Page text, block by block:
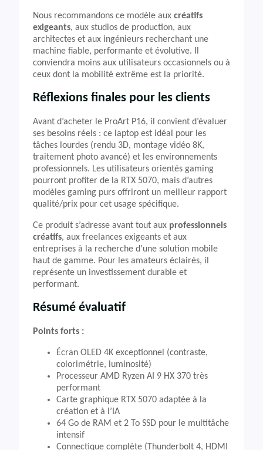
Nous recommandons ce modèle aux créatifs
exigeants, aux studios de production, aux
architectes et aux ingénieurs recherchant une
machine fiable, performante et évolutive. Il
conviendra moins aux utilisateurs occasionnels ou à
ceux dont la mobilité extrême est la priorité.
Réflexions finales pour les clients
Avant d’acheter le ProArt P16, il convient d’évaluer
ses besoins réels : ce laptop est idéal pour les
tâches lourdes (rendu 3D, montage vidéo 8K,
traitement photo avancé) et les environnements
professionnels. Les utilisateurs orientés gaming
pourront profiter de la RTX 5070, mais d’autres
modèles gaming purs offriront un meilleur rapport
qualité/prix pour cet usage spécifique.
Ce produit s’adresse avant tout aux professionnels
créatifs, aux freelances exigeants et aux
entreprises à la recherche d’une solution mobile
haut de gamme. Pour les amateurs éclairés, il
représente un investissement durable et
performant.
Résumé évaluatif
Points forts :
Écran OLED 4K exceptionnel (contraste,
colorimétrie, luminosité)
Processeur AMD Ryzen AI 9 HX 370 très
performant
Carte graphique RTX 5070 adaptée à la
création et à l’IA
64 Go de RAM et 2 To SSD pour le multitâche
intensif
Connectique complète (Thunderbolt 4, HDMI